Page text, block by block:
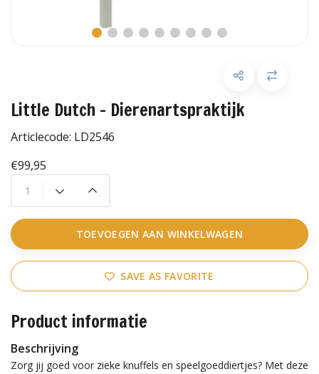
Little Dutch - Dierenartspraktijk
Articlecode: LD2546
€99,95
TOEVOEGEN AAN WINKELWAGEN
SAVE AS FAVORITE
Product informatie
Beschrijving
Zorg jij goed voor zieke knuffels en speelgoeddiertjes? Met deze